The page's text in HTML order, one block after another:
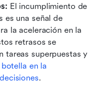
El incumplimiento de
es una señal de
la aceleración en la
retrasos se
tareas superpuestas y
en la
.